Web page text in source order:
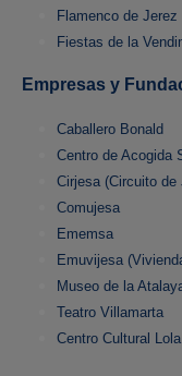
Flamenco de Jerez
Fiestas de la
Empresas y
Caballero Bonald
Centro de Acogida
Cirjesa (Circuito de
Comujesa
Ememsa
Emuvijesa
Museo de la
Teatro Villamarta
Centro Cultural